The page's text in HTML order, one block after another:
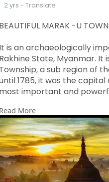
2 yrs - Translate
MARAK -U
is an archaeologically
State, Myanmar.
a sub region of
1785, it was the
important and
ပသောမာရက်-U TOWN
ြန်မာနိုင်ငံ ရခိုင်ပြည်နယ်မြေ
င်ရာ အရေးပါသော မြို့တစ်မ
ေသခွဲတစ်ခုဖြစ်သည့် မြောက်
ြစ်သည်။ ၁၄၃၀ မှ ၁၇၈၅ ခုနှ
ြို့တော်ဖြစ်ခဲ့ပြီး အရေးအပါ
More